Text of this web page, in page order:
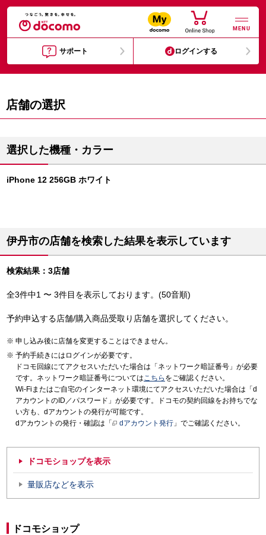
MENU
サポート ログインする
店舗の選択
選択した機種・カラー
iPhone 12 256GB ホワイト
伊丹市の店舗を検索した結果を表示しています
検索結果：3店舗
全3件中1 〜 3件目を表示しております。(50音順)
予約申込する店舗/購入商品受取り店舗を選択してください。
申し込み後に店舗を変更することはできません。
予約手続きにはログインが必要です。
ドコモ回線にてアクセスいただいた場合は「ネットワーク暗証番号」が必要
です。ネットワーク暗証番号についてはこちら をご確認ください。
Wi-Fiまたはご自宅のインターネット環境にてアクセスいただいた場合は「d
アカウントのID／パスワード」が必要です。ドコモの契約回線をお持ちでな
い方も、dアカウントの発行が可能です。
dアカウントの発行・確認は「
dアカウント発行 」でご確認ください。
ドコモショップを表示
量販店などを表示
ドコモショップ